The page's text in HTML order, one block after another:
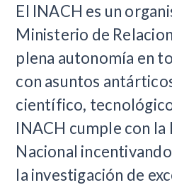
El INACH es un
Ministerio de
plena autonomía en
con asuntos
científico,
INACH cumple con
Nacional
la investigación de